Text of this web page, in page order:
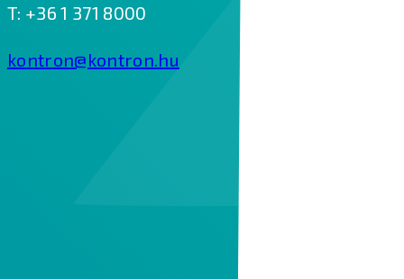
T: +36 1 371 8000
kontron@kontron.hu